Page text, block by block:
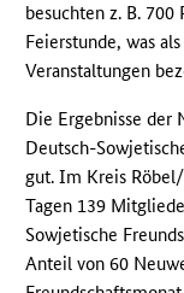
besuchten z. B.
Feierstunde, was
Veranstaltungen
Die Ergebnisse der
Deutsch-
gut. Im Kreis
Tagen 139
Sowjetische
Anteil von 60